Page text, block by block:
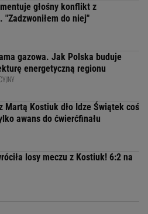
głośny konflikt z
"Zadzwoniłem do niej"
gazowa. Jak Polska buduje
energetyczną regionu
Martą Kostiuk dło Idze Świątek coś
awans do ćwierćfinału
losy meczu z Kostiuk! 6:2 na